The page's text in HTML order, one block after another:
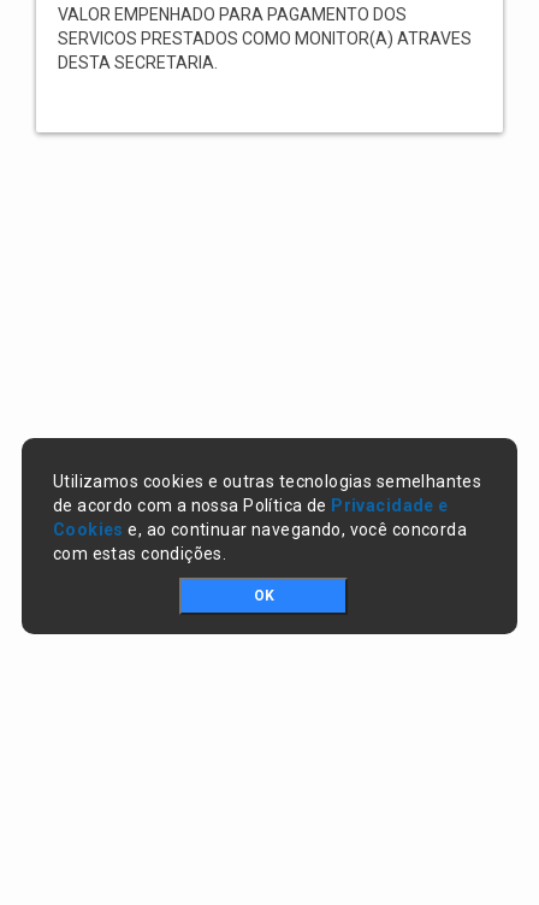
VALOR EMPENHADO PARA PAGAMENTO DOS
SERVICOS PRESTADOS COMO MONITOR(A) ATRAVES
DESTA SECRETARIA.
Utilizamos cookies e outras tecnologias semelhantes
de acordo com a nossa Política de Privacidade e
Cookies e, ao continuar navegando, você concorda
com estas condições.
OK